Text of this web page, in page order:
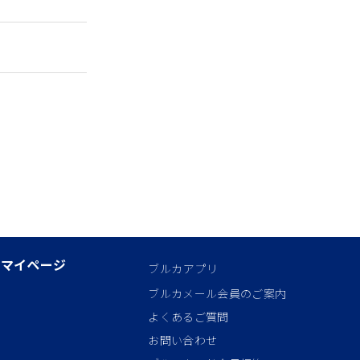
マイページ
ブルカアプリ
ブルカメール会員のご案内
よくあるご質問
お問い合わせ